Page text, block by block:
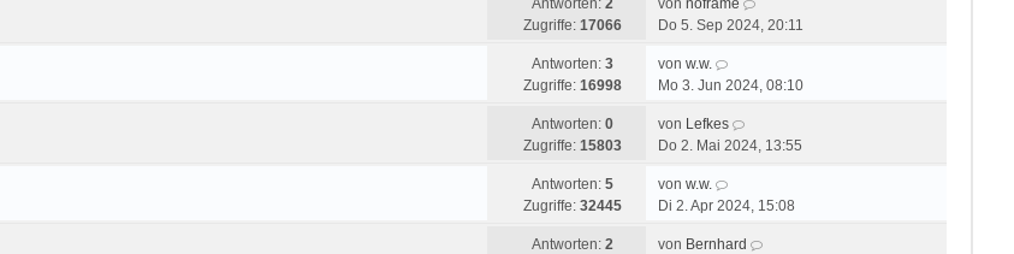
Antworten: 2
Zugriffe: 17066
von noframe
Do 5. Sep 2024, 20:11
Antworten: 3
Zugriffe: 16998
von w.w.
Mo 3. Jun 2024, 08:10
Antworten: 0
Zugriffe: 15803
von Lefkes
Do 2. Mai 2024, 13:55
Antworten: 5
Zugriffe: 32445
von w.w.
Di 2. Apr 2024, 15:08
Antworten: 2
von Bernhard